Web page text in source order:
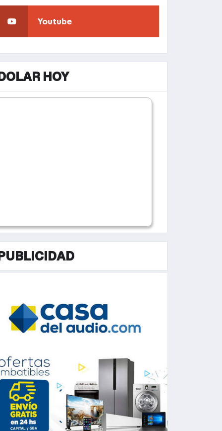
Youtube
HOY